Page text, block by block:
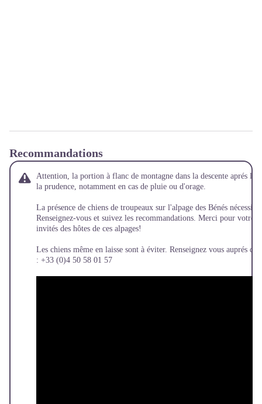
Recommandations
Attention, la portion à flanc de montagne dans la descente aprés le
la prudence, notamment en cas de pluie ou d'orage.
La présence de chiens de troupeaux sur l'alpage des Bénés
Renseignez-vous et suivez les recommandations. Merci pour votre
invités des hôtes de ces alpages!
Les chiens même en laisse sont à éviter. Renseignez vous auprés
: +33 (0)4 50 58 01 57